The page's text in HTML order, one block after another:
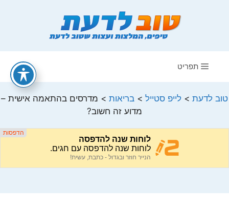
תפריט
טוב לדעת > לייפ סטייל > בריאות > מדרסים בהתאמה אישית –
מדוע זה חשוב?